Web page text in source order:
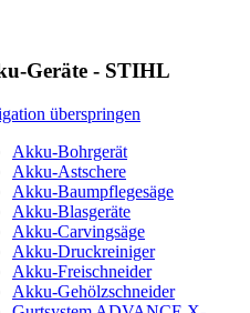
Geräte - STIHL
überspringen
Akku-Bohrgerät
Akku-Astschere
Akku-Baumpflegesäge
Akku-Blasgeräte
Akku-Carvingsäge
Akku-Druckreiniger
Akku-Freischneider
Akku-Gehölzschneider